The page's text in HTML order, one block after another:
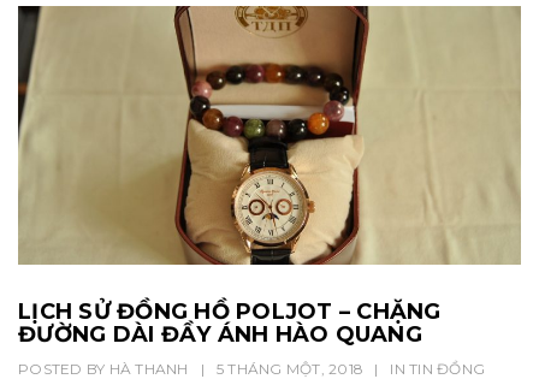
LỊCH SỬ ĐỒNG HỒ POLJOT – CHẶNG
ĐƯỜNG DÀI ĐẦY ÁNH HÀO QUANG
POSTED BY HÀ THANH | 5 THÁNG MỘT, 2018 | IN TIN ĐỒNG